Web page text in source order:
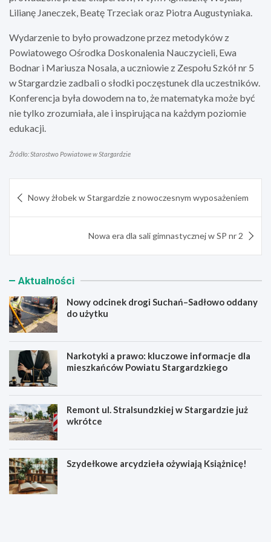
Lilianę Janeczek, Beatę Trzeciak oraz Piotra Augustyniaka.
Wydarzenie to było prowadzone przez metodyków z
Powiatowego Ośrodka Doskonalenia Nauczycieli, Ewa
Bodnar i Mariusza Nosala, a uczniowie z Zespołu Szkół nr 5
w Stargardzie zadbali o słodki poczęstunek dla uczestników.
Konferencja była dowodem na to, że matematyka może być
nie tylko zrozumiała, ale i inspirująca na każdym poziomie
edukacji.
Źródło: Starostwo Powiatowe w Stargardzie
wpisu
Nowy żłobek w Stargardzie z nowoczesnym wyposażeniem
Nowa era dla sali gimnastycznej w SP nr 2
Aktualności
Nowy odcinek drogi Suchań–Sadłowo oddany
do użytku
Narkotyki a prawo: kluczowe informacje dla
mieszkańców Powiatu Stargardzkiego
Remont ul. Stralsundzkiej w Stargardzie już
wkrótce
Szydełkowe arcydzieła ożywiają Książnicę!
N
N